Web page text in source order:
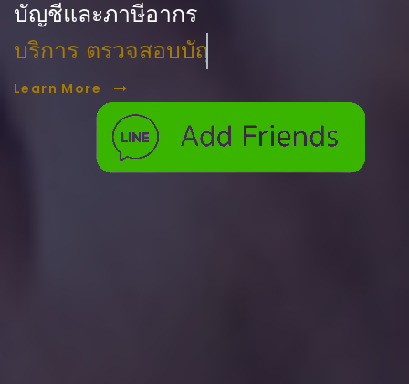
บัญชีและภาษีอากร
บริการ ตรวจสอบบัญชี
Learn More